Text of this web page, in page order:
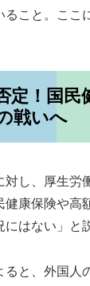
ること。ここ
定！国民
戦いへ
対し、厚生労
健康保険や高
はない」と
ると、外国人